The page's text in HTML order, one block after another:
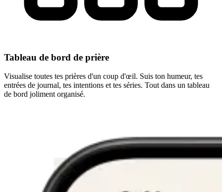
Tableau de bord de prière
Visualise toutes tes prières d'un coup d'œil. Suis ton humeur, tes
entrées de journal, tes intentions et tes séries. Tout dans un tableau
de bord joliment organisé.